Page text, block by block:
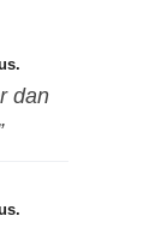
dan